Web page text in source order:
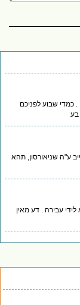
שבוע לפניכם
ע"ה שניאורסון, תהא
עבירה . דע מאין